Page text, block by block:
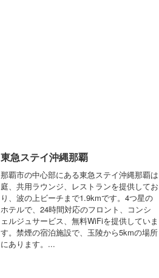
東急ステイ沖縄那覇
那覇市の中心部にある東急ステイ沖縄那覇は
庭、共用ラウンジ、レストランを提供してお
り、波の上ビーチまで1.9kmです。4つ星の
ホテルで、24時間対応のフロント、コンシ
ェルジュサービス、無料WiFiを提供していま
す。禁煙の宿泊施設で、玉陵から5kmの場所
にあります。...